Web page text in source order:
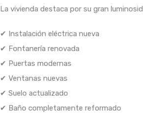
La vivienda destaca por su gran
✔ Instalación eléctrica nueva
✔ Fontanería renovada
✔ Puertas modernas
✔ Ventanas nuevas
✔ Suelo actualizado
✔ Baño completamente reformado